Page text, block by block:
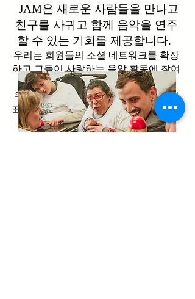
JAM은 새로운 사람들을 만나고
친구를 사귀고 함께 음악을 연주
할 수 있는 기회를 제공합니다.
우리는 회원들의 소셜 네트워크를 확장
하고 그들이 사랑하는 음악 활동에 참여
하는 것을 목표로 합니다!
우리의 맞춤형 및 독점 프로그램은자기
표현의 기회를 제공합니다 재미있고 지
원적인 환경에서 사회적 기술 개발.
음악적 선호도, 강점 및 개인 목표를 설